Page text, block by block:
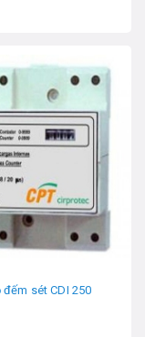
đếm sét CDI 250